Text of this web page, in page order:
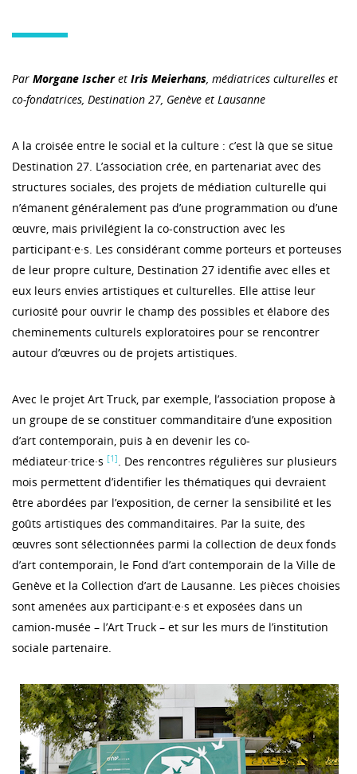
Par Morgane Ischeret Iris Meierhans, médiatrices culturelles et
co-fondatrices, Destination 27, Genève et Lausanne
A la croisée entre le social et la culture : c’est là que se situe
Destination 27. L’association crée, en partenariat avec des
structures sociales, des projets de médiation culturelle qui
n’émanent généralement pas d’une programmation ou d’une
œuvre, mais privilégient la co-construction avec les
participant·e·s. Les considérant comme porteurs et porteuses
de leur propre culture, Destination 27 identifie avec elles et
eux leurs envies artistiques et culturelles. Elle attise leur
curiosité pour ouvrir le champ des possibles et élabore des
cheminements culturels exploratoires pour se rencontrer
autour d’œuvres ou de projets artistiques.
Avec le projet Art Truck, par exemple, l’association propose à
un groupe de se constituer commanditaire d’une exposition
d’art contemporain, puis à en devenir les co-
médiateur·trice·s [1]. Des rencontres régulières sur plusieurs
mois permettent d’identifier les thématiques qui devraient
être abordées par l’exposition, de cerner la sensibilité et les
goûts artistiques des commanditaires. Par la suite, des
œuvres sont sélectionnées parmi la collection de deux fonds
d’art contemporain, le Fond d’art contemporain de la Ville de
Genève et la Collection d’art de Lausanne. Les pièces choisies
sont amenées aux participant·e·s et exposées dans un
camion-musée – l’Art Truck – et sur les murs de l’institution
sociale partenaire.